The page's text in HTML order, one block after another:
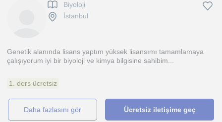
Biyoloji
İstanbul
Genetik alanında lisans yaptım yüksek lisansımı tamamlamaya
çalışıyorum iyi bir biyoloji ve kimya bilgisine sahibim...
1. ders ücretsiz
daha fazlasını gör Ücretsiz iletişime geç